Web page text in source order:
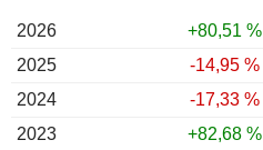
2026
+80,51 %
2025
-14,95 %
2024
-17,33 %
2023
+82,68 %